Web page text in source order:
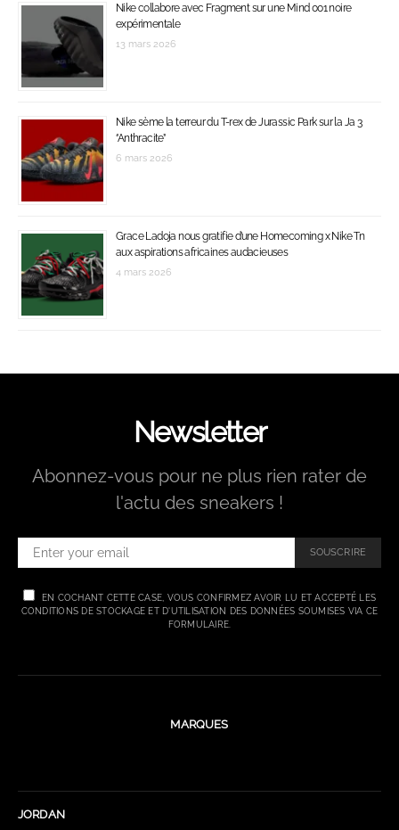
Nike collabore avec Fragment sur une Mind 001 noire
expérimentale
13 mars 2026
Nike sème la terreur du T-rex de Jurassic Park sur la Ja 3
‘’Anthracite’’
6 mars 2026
Grace Ladoja nous gratifie d’une Homecoming x Nike Tn
aux aspirations africaines audacieuses
4 mars 2026
Newsletter
Abonnez-vous pour ne plus rien rater de
l'actu des sneakers !
SOUSCRIRE
EN COCHANT CETTE CASE, VOUS CONFIRMEZ AVOIR LU ET ACCEPTÉ LES
CONDITIONS DE STOCKAGE ET D'UTILISATION DES DONNÉES SOUMISES VIA CE
FORMULAIRE.
MARQUES
JORDAN